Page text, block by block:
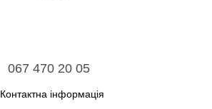
067 470 20 05
Контактна інформація